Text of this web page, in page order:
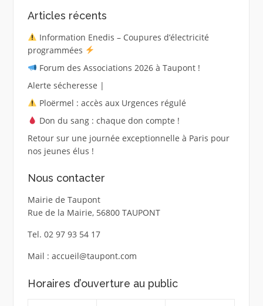
Articles récents
Information Enedis – Coupures d’électricité
programmées
Forum des Associations 2026 à Taupont !
Alerte sécheresse |
Ploërmel : accès aux Urgences régulé
Don du sang : chaque don compte !
Retour sur une journée exceptionnelle à Paris pour
nos jeunes élus !
Nous contacter
Mairie de Taupont
Rue de la Mairie, 56800 TAUPONT
Tel. 02 97 93 54 17
Mail : accueil@taupont.com
Horaires d’ouverture au public